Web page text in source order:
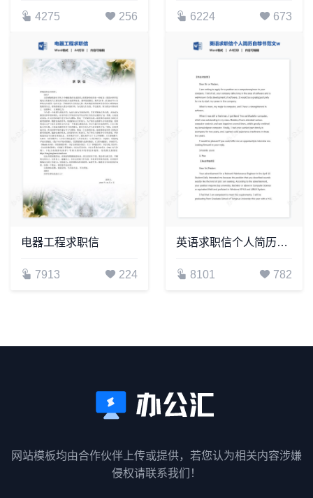
4275 256 6224 673
电器工程求职信
7913 224
英语求职信个人简历自荐书范文word模板
8101 782
网站模板均由合作伙伴上传或提供，若您认为相关内容涉嫌
侵权请联系我们！